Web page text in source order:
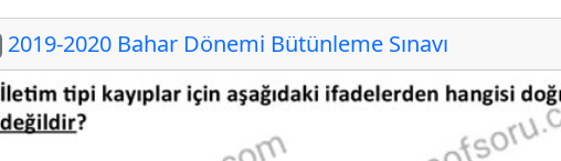
2019-2020 Bahar Dönemi Bütünleme Sınavı